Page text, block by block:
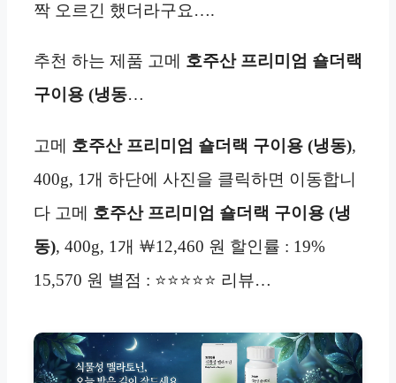
짝 오르긴 했더라구요….
추천 하는 제품 고메 호주산 프리미엄 숄더랙
구이용 (냉동…
고메 호주산 프리미엄 숄더랙 구이용 (냉동),
400g, 1개 하단에 사진을 클릭하면 이동합니
다 고메 호주산 프리미엄 숄더랙 구이용 (냉
동), 400g, 1개 ￦12,460 원 할인률 : 19%
15,570 원 별점 : ⭐⭐⭐⭐⭐ 리뷰…